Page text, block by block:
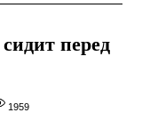
перед
1959